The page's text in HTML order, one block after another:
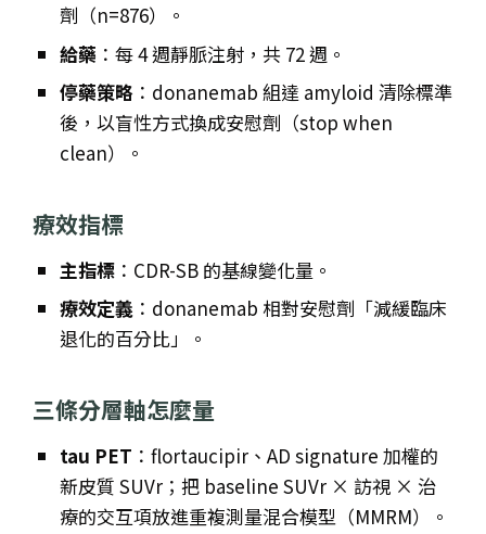
劑（n=876）。
給藥 ：每 4 週靜脈注射，共 72 週。
停藥策略 ：donanemab 組達 amyloid 清除標準
後，以盲性方式換成安慰劑（stop when
clean）。
療效指標
主指標 ：CDR-SB 的基線變化量。
療效定義 ：donanemab 相對安慰劑「減緩臨床
退化的百分比」。
三條分層軸怎麼量
tau PET ：flortaucipir、AD signature 加權的
新皮質 SUVr；把 baseline SUVr × 訪視 × 治
療的交互項放進重複測量混合模型（MMRM）。